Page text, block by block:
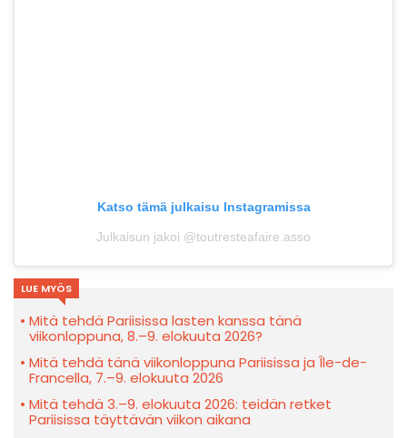
Katso tämä julkaisu Instagramissa
Julkaisun jakoi @toutresteafaire.asso
LUE MYÖS
Mitä tehdä Pariisissa lasten kanssa tänä
viikonloppuna, 8.–9. elokuuta 2026?
Mitä tehdä tänä viikonloppuna Pariisissa ja Île-de-
Francella, 7.–9. elokuuta 2026
Mitä tehdä 3.–9. elokuuta 2026: teidän retket
Pariisissa täyttävän viikon aikana